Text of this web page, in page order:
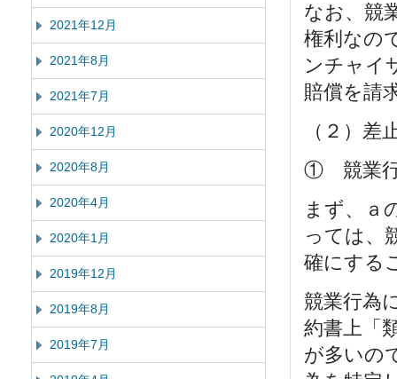
なお、競
権利なの
ンチャイ
賠償を請
（２）差
① 競業行
まず、ａ
っては、
確にする
競業行為
約書上「
が多いの
2021年12月
2021年8月
2021年7月
2020年12月
2020年8月
2020年4月
2020年1月
2019年12月
2019年8月
2019年7月